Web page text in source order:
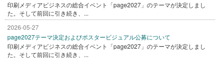
印刷メディアビジネスの総合イベント「page2027」のテーマが決定しまし
た。そして前回に引き続き、...
2026-05-27
page2027テーマ決定およびポスタービジュアル公募について
印刷メディアビジネスの総合イベント「page2027」のテーマが決定しまし
た。そして前回に引き続き、...